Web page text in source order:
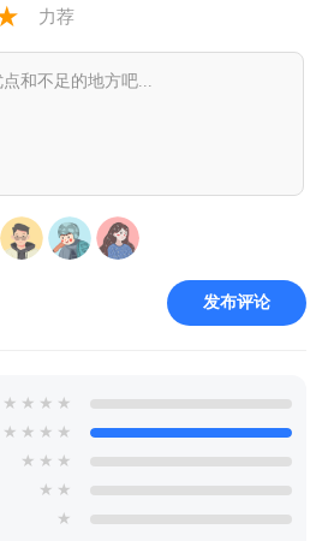
力荐
发布评论
★ ★ ★ ★
★ ★ ★ ★
★ ★ ★
★ ★
★